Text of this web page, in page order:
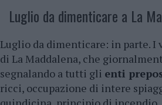
Luglio da dimenticare a La
Luglio da dimenticare: in parte. I
di La Maddalena, che
segnalando a tutti gli enti
ricci, occupazione di intere